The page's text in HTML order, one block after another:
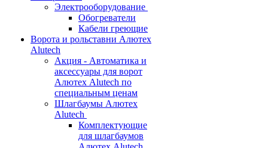
Электрооборудование
Обогреватели
Кабели греющие
Ворота и рольставни Алютех
Alutech
Акция - Автоматика и
аксессуары для ворот
Алютех Alutech по
специальным ценам
Шлагбаумы Алютех
Alutech
Комплектующие
для шлагбаумов